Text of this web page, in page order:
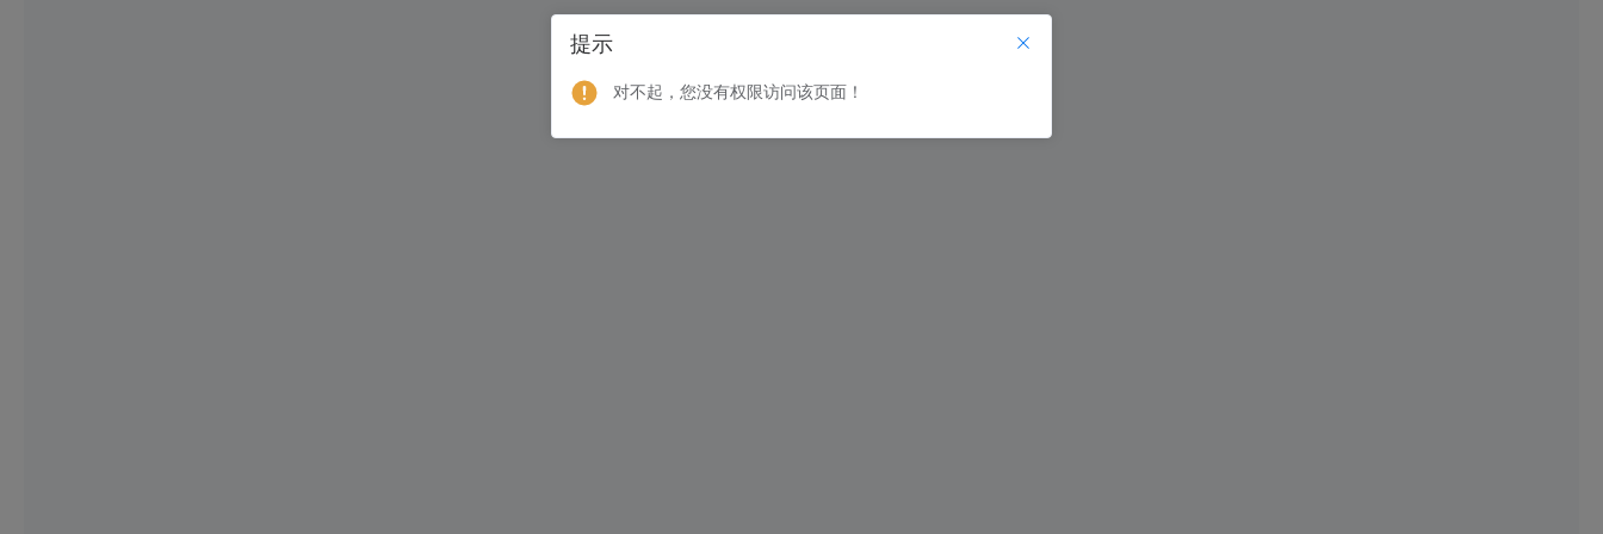
提示
对不起，您没有权限访问该页面！